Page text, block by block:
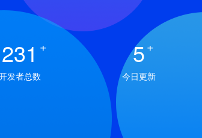
231 +
发者总数
5+
今日更新